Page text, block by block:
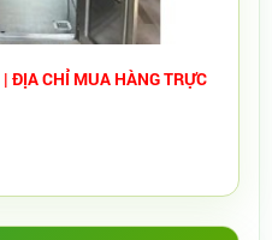
| ĐỊA CHỈ MUA HÀNG TRỰC